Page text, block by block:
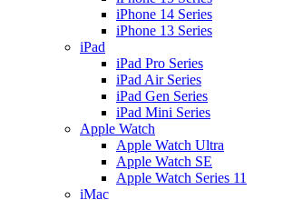
iPhone 14 Series
iPhone 13 Series
iPad
iPad Pro Series
iPad Air Series
iPad Gen Series
iPad Mini Series
Apple Watch
Apple Watch Ultra
Apple Watch SE
Apple Watch Series 11
iMac